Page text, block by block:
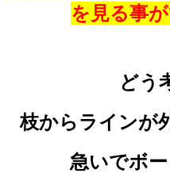
を見る事
どう
枝からラインが
急いでボ